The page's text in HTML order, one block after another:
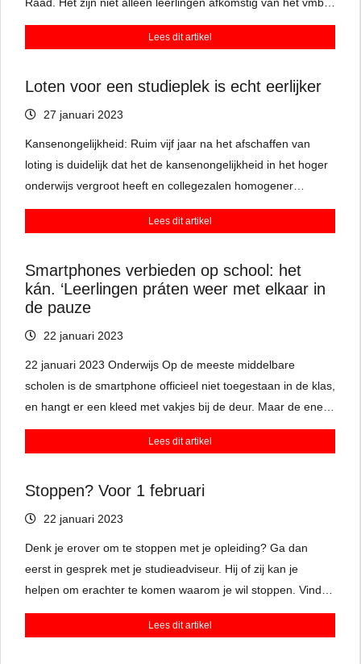
Er zijn ook steeds meer mensen die zich laten omscholen,
van bijvoorbeeld manager in een supermarkt tot installateur
Lees dit artikel
Loten voor een studieplek is echt eerlijker
27 januari 2023
Kansenongelijkheid: Ruim vijf jaar na het afschaffen van
loting is duidelijk dat het de kansenongelijkheid in het hoger
onderwijs vergroot heeft en collegezalen homogener
maakte.
Lees dit artikel
Smartphones verbieden op school: het
kán. ‘Leerlingen práten weer met elkaar in
de pauze
22 januari 2023
22 januari 2023 Onderwijs Op de meeste middelbare
scholen is de smartphone officieel niet toegestaan in de klas,
en hangt er een kleed met vakjes bij de deur. Maar de ene
leraar is wat consequenter dan de ander. De VO-raad
zwengelt de discussie aan: ‘In sommige lessen bieden ze
Lees dit artikel
Stoppen? Voor 1 februari
22 januari 2023
Denk je erover om te stoppen met je opleiding? Ga dan
eerst in gesprek met je studieadviseur. Hij of zij kan je
helpen om erachter te komen waarom je wil stoppen. Vind je
de vakken niet leuk? Of past het niveau toch niet bij je?
Misschien is er een oplossing te vinden binnen de opleiding
Lees dit artikel